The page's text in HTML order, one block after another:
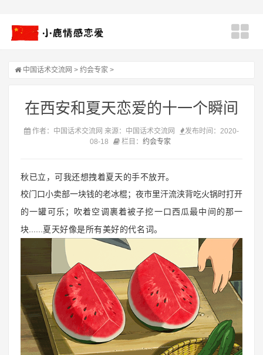
中国话术交流网 > 约会专家 >
在西安和夏天恋爱的十一个瞬间
作者：中国话术交流网 来源：中国话术交流网
发布时间：2020-
08-18
栏目： 约会专家
秋已立，可我还想拽着夏天的手不放开。
校门口小卖部一块钱的老冰棍；夜市里汗流浃背吃火锅时打开
的一罐可乐；吹着空调裹着被子挖一口西瓜最中间的那一
块...... 夏天好像是所有美好的代名词。